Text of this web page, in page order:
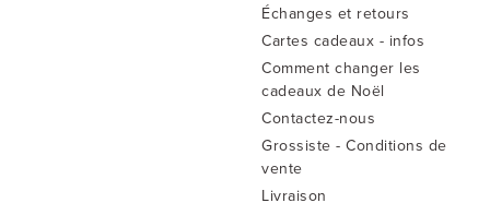
Échanges et retours
Cartes cadeaux - infos
Comment changer les
cadeaux de Noël
Contactez-nous
Grossiste - Conditions de
vente
Livraison